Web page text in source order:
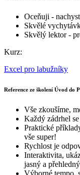
Oceňuji -
Skvělé
Skvělý lektor -
Kurz:
Excel pro labužníky
Reference ze školení Úvod do
Vše zkoušíme,
Každý zádrhel
Praktické
vše super!
Rychlost je
Interaktivita,
jasný a přehledný
Výborné tempo,